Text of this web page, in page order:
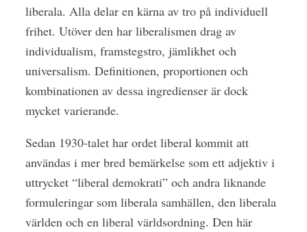
liberala. Alla delar en kärna av tro på individuell
frihet. Utöver den har liberalismen drag av
individualism, framstegstro, jämlikhet och
universalism. Definitionen, proportionen och
kombinationen av dessa ingredienser är dock
mycket varierande.
Sedan 1930-talet har ordet liberal kommit att
användas i mer bred bemärkelse som ett adjektiv i
uttrycket “liberal demokrati” och andra liknande
formuleringar som liberala samhällen, den liberala
världen och en liberal världsordning. Den här